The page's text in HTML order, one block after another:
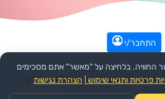
התחבר/י
>>הפודקאסט: פשוט נדל"ן >>פרק
החוויה. בלחיצה על "מאשר" אתם מסכימים
פרטיות ותנאי שימוש הצהרת נגישות